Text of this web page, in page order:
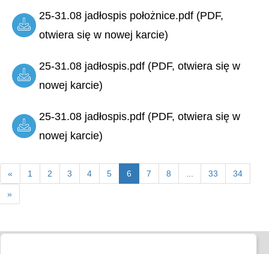
25-31.08 jadłospis położnice.pdf (PDF,
otwiera się w nowej karcie)
25-31.08 jadłospis.pdf (PDF, otwiera się w
nowej karcie)
25-31.08 jadłospis.pdf (PDF, otwiera się w
nowej karcie)
« 1 2 3 4 5 6 7 8 ... 33 34
»